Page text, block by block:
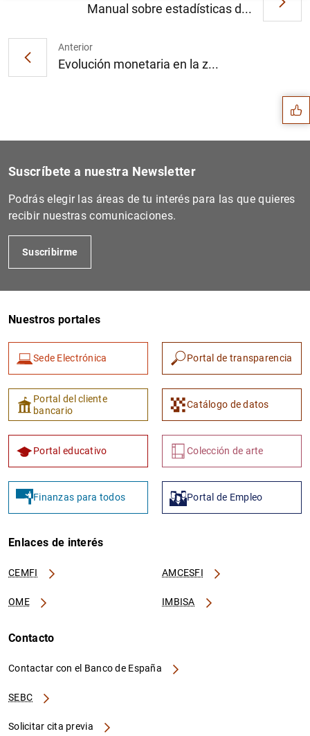
Anterior
Evolución monetaria en la z...
Manual sobre estadísticas d...
Sugerencias
Suscríbete a nuestra Newsletter
Podrás elegir las áreas de tu interés para las que quieres
recibir nuestras comunicaciones.
Suscribirme
Nuestros portales
Sede Electrónica Portal de transparencia
Portal del cliente
bancario
Catálogo de datos
Portal educativo Colección de arte
Finanzas para todos Portal de Empleo
Enlaces de interés
CEMFI AMCESFI
OME IMBISA
Contacto
Contactar con el Banco de España
SEBC
Solicitar cita previa